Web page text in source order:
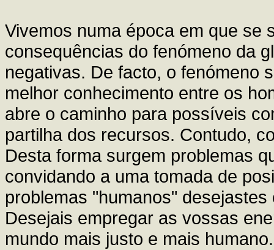
Vivemos numa época em que se
consequências do fenómeno da
negativas. De facto, o fenómeno
melhor conhecimento entre os
abre o caminho para possíveis
partilha dos recursos. Contudo,
Desta forma surgem problemas
convidando a uma tomada de
problemas "humanos"
Desejais empregar as vossas
mundo mais justo e mais humano.